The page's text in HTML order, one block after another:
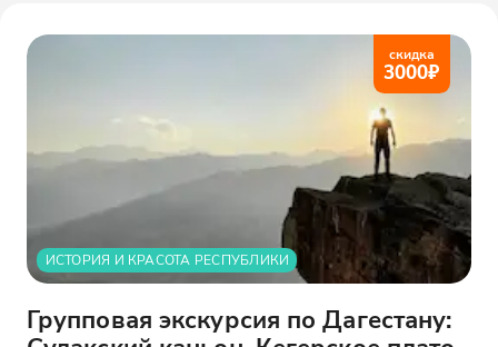
скидка
3000₽
ИСТОРИЯ И КРАСОТА РЕСПУБЛИКИ
Групповая экскурсия по Дагестану: